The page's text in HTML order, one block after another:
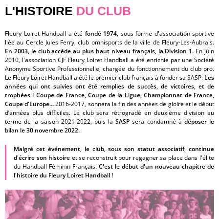
L'HISTOIRE DU CLUB
Fleury Loiret Handball a été fondé 1974, sous forme d'association sportive
liée au Cercle Jules Ferry, club omnisports de la ville de Fleury-Les-Aubrais.
En 2003, le club accède au plus haut niveau français, la Division 1. En juin
2010, l'association CJF Fleury Loiret Handball a été enrichie par une Société
Anonyme Sportive Professionnelle, chargée du fonctionnement du club pro.
Le Fleury Loiret Handball a été le premier club français à fonder sa SASP. Les
années qui ont suivies ont été remplies de succès, de victoires, et de
trophées ! Coupe de France, Coupe de la Ligue, Championnat de France,
Coupe d'Europe...2016-2017, sonnera la fin des années de gloire et le début
d’années plus difficiles. Le club sera rétrogradé en deuxième division au
terme de la saison 2021-2022, puis laSASP sera condamné à déposer le
bilan le 30 novembre 2022.
Malgré cet événement, le club, sous son statut associatif, continue
d'écrire son histoire et se reconstruit pour regagner sa place dans l'élite
du Handball Féminin Français. C'est le début d'un nouveau chapitre de
l'histoire du Fleury Loiret Handball !